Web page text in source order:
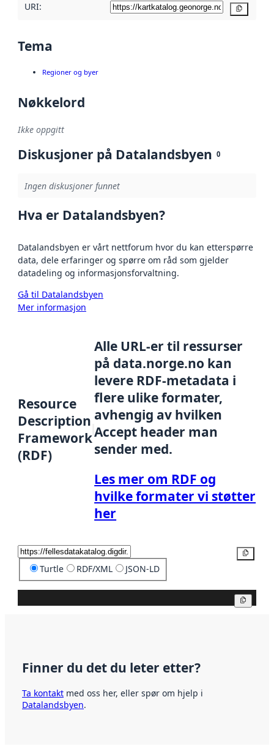
URI:
Tema
Regioner og byer
Nøkkelord
Ikke oppgitt
Diskusjoner på Datalandsbyen 0
Ingen diskusjoner funnet
Hva er Datalandsbyen?
Datalandsbyen er vårt nettforum hvor du kan etterspørre
data, dele erfaringer og spørre om råd som gjelder
datadeling og informasjonsforvaltning.
Gå til Datalandsbyen
Mer informasjon
Resource
Description
Framework
(RDF)
Alle URL-er til ressurser
på data.norge.no kan
levere RDF-metadata i
flere ulike formater,
avhengig av hvilken
Accept header man
sender med.
Les mer om RDF og
hvilke formater vi støtter
her
Turtle RDF/XML JSON-LD
Finner du det du leter etter?
Ta kontakt med oss her, eller spør om hjelp i
Datalandsbyen.